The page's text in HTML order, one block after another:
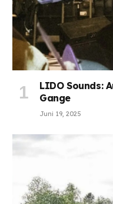
LIDO Sounds:
Gange
Juni 19, 2025